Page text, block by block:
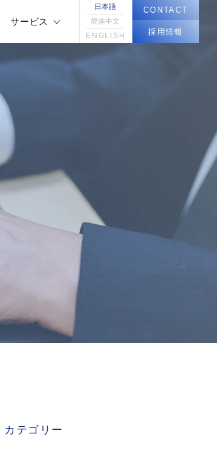
サービス
日本語
簡体中文
ENGLISH
CONTACT
採用情報
カテゴリー